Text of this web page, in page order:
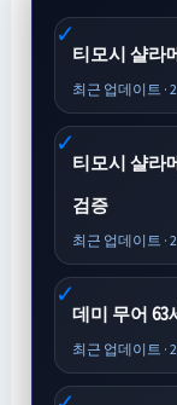
티모시 샬라
최근 업데이트 ·
티모시 샬라
검증
최근 업데이트 ·
데미 무어 63
최근 업데이트 ·